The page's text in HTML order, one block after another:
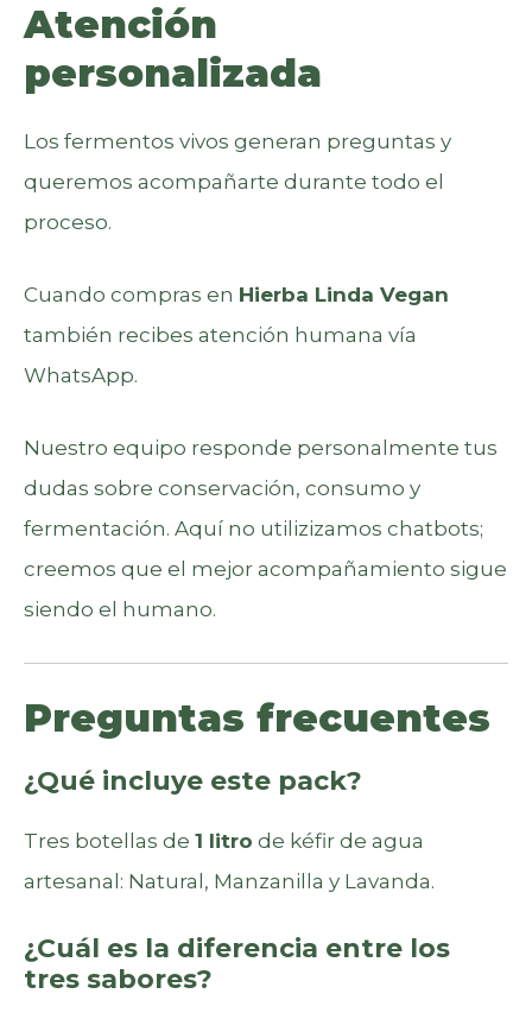
Atención
personalizada
Los fermentos vivos generan preguntas y
queremos acompañarte durante todo el
proceso.
Cuando compras en Hierba Linda Vegan
también recibes atención humana vía
WhatsApp.
Nuestro equipo responde personalmente tus
dudas sobre conservación, consumo y
fermentación. Aquí no utilizizamos chatbots;
creemos que el mejor acompañamiento sigue
siendo el humano.
Preguntas frecuentes
¿Qué incluye este pack?
Tres botellas de 1 litro de kéfir de agua
artesanal: Natural, Manzanilla y Lavanda.
¿Cuál es la diferencia entre los
tres sabores?